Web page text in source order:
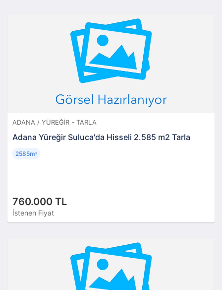
ADANA / YÜREĞIR - TARLA
Adana Yüreğir Suluca'da Hisseli 2.585 m2 Tarla
760.000 TL
İstenen Fiyat
2585m²